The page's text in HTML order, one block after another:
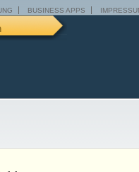
BUSINESS APPS